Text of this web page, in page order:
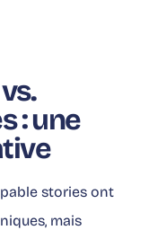
: une
stories ont
mais